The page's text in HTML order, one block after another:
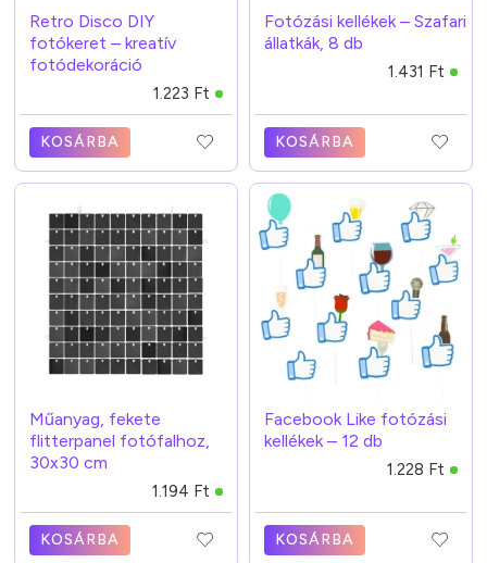
Retro Disco DIY
fotókeret – kreatív
fotódekoráció
1.223 Ft
KOSÁRBA
Fotózási kellékek – Szafari
állatkák, 8 db
1.431 Ft
KOSÁRBA
Műanyag, fekete
flitterpanel fotófalhoz,
30x30 cm
1.194 Ft
KOSÁRBA
Facebook Like fotózási
kellékek – 12 db
1.228 Ft
KOSÁRBA